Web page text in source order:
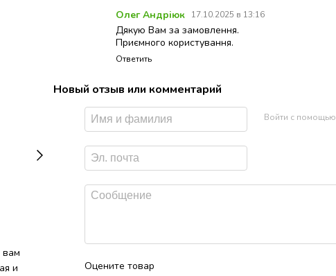
вам
и
Олег Андріюк 17.10.2025 в 13:16
Дякую Вам за замовлення.
Приємного користування.
Ответить
Новый отзыв или комментарий
Войти с помощью
Оцените товар